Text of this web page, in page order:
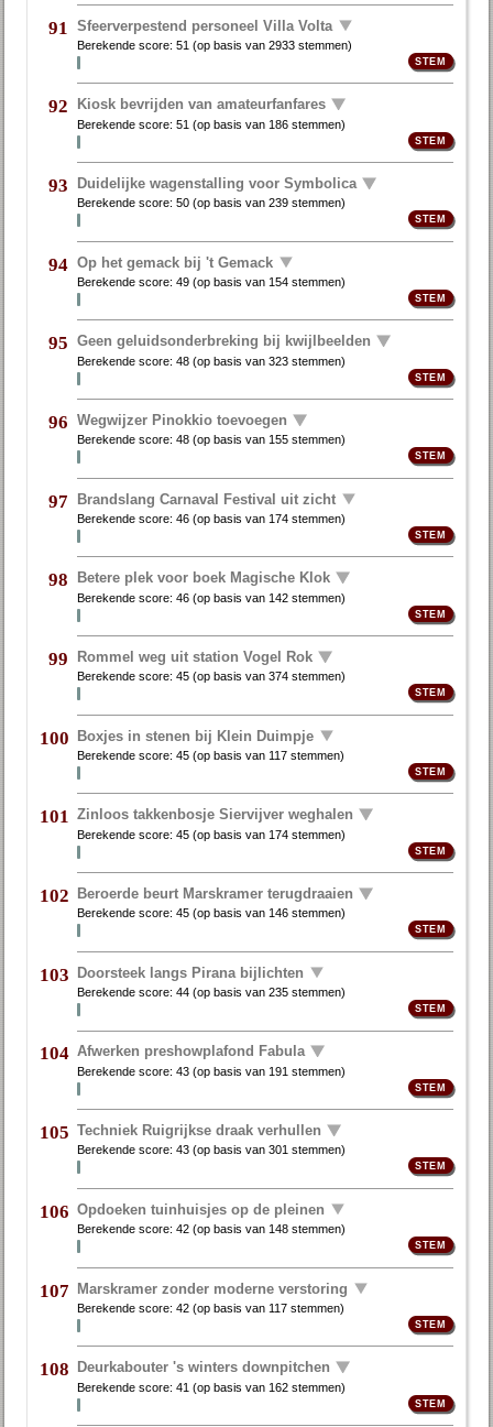
91 Sfeerverpestend personeel Villa Volta
Berekende score:51 (op basis van2933 stemmen)
92 Kiosk bevrijden van amateurfanfares
Berekende score:51 (op basis van 186 stemmen)
93 Duidelijke wagenstalling voor Symbolica
Berekende score:50 (op basis van239 stemmen)
94 Op het gemack bij 't Gemack
Berekende score:49 (op basis van 154 stemmen)
95 Geen geluidsonderbreking bij kwijlbeelden
Berekende score:48 (op basis van323 stemmen)
96 Wegwijzer Pinokkio toevoegen
Berekende score:48 (op basis van 155 stemmen)
97 Brandslang Carnaval Festival uit zicht
Berekende score:46 (op basis van 174 stemmen)
98 Betere plek voor boek Magische Klok
Berekende score:46 (op basis van 142 stemmen)
99 Rommel weg uit station Vogel Rok
Berekende score:45 (op basis van374 stemmen)
100 Boxjes in stenen bij Klein Duimpje
Berekende score:45 (op basis van 117 stemmen)
101 Zinloos takkenbosje Siervijver weghalen
Berekende score:45 (op basis van 174 stemmen)
102 Beroerde beurt Marskramer terugdraaien
Berekende score:45 (op basis van 146 stemmen)
103 Doorsteek langs Pirana bijlichten
Berekende score:44 (op basis van235 stemmen)
104 Afwerken preshowplafond Fabula
Berekende score:43 (op basis van 191 stemmen)
105 Techniek Ruigrijkse draak verhullen
Berekende score:43 (op basis van301 stemmen)
106 Opdoeken tuinhuisjes op de pleinen
Berekende score:42 (op basis van 148 stemmen)
107 Marskramer zonder moderne verstoring
Berekende score:42 (op basis van 117 stemmen)
108 Deurkabouter 's winters downpitchen
Berekende score:41 (op basis van 162 stemmen)